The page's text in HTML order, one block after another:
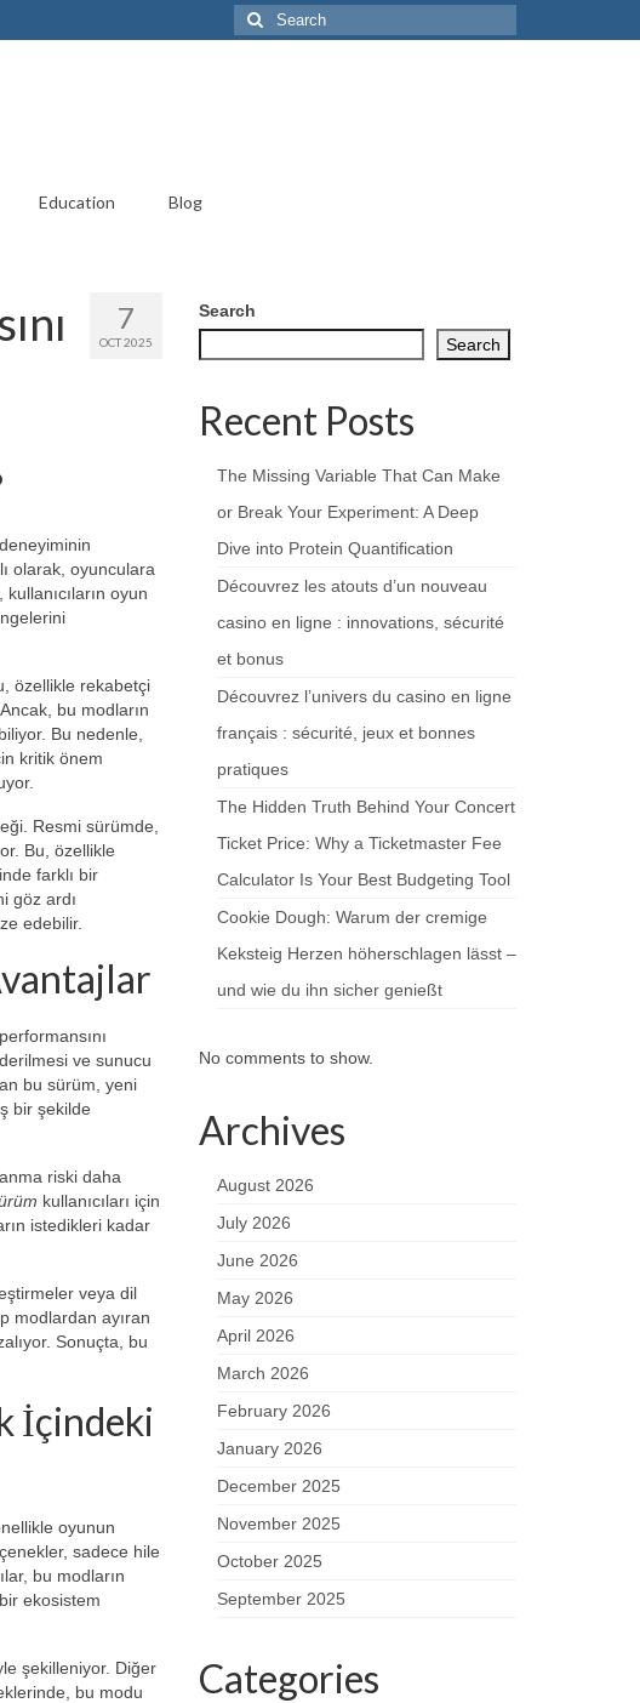
Search
for:
Education Blog
7
OCT 2025
olarak, oyunculara
oyun
özellikle rekabetçi
bu modların
Bu nedenle,
kritik önem
Resmi sürümde,
Bu, özellikle
farklı bir
göz ardı
edebilir.
ve sunucu
bu sürüm, yeni
bir şekilde
riski daha
kullanıcıları için
istedikleri kadar
veya dil
modlardan ayıran
Sonuçta, bu
İçindeki
oyunun
sadece hile
bu modların
ekosistem
şekilleniyor. Diğer
bu modu
Search
Search
Recent Posts
The Missing Variable That Can Make
or Break Your Experiment: A Deep
Dive into Protein Quantification
Découvrez les atouts d’un nouveau
casino en ligne : innovations, sécurité
et bonus
Découvrez l’univers du casino en ligne
français : sécurité, jeux et bonnes
pratiques
The Hidden Truth Behind Your Concert
Ticket Price: Why a Ticketmaster Fee
Calculator Is Your Best Budgeting Tool
Cookie Dough: Warum der cremige
Keksteig Herzen höherschlagen lässt –
und wie du ihn sicher genießt
No comments to show.
Archives
August 2026
July 2026
June 2026
May 2026
April 2026
March 2026
February 2026
January 2026
December 2025
November 2025
October 2025
September 2025
Categories